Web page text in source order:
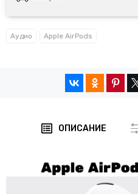
Аудио Apple AirPods
ОПИСАНИЕ